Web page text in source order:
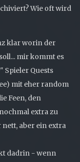
Wie oft wird
klar worin der
mir kommt es
Spieler Quests
mit eher random
Feen, den
extra zu
aber ein extra
dadrin - wenn